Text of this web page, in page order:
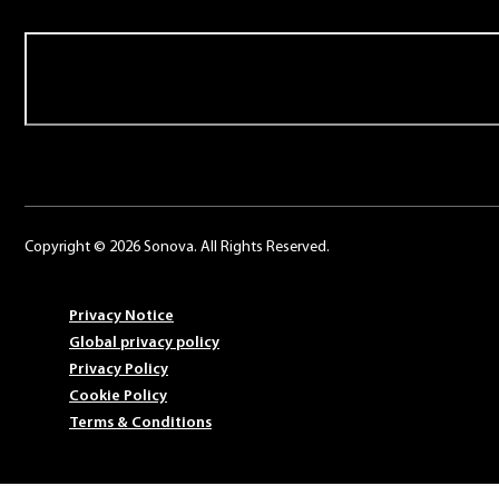
Copyright © 2026 Sonova. All Rights Reserved.
Privacy Notice
Global privacy policy
Privacy Policy
Cookie Policy
Terms & Conditions